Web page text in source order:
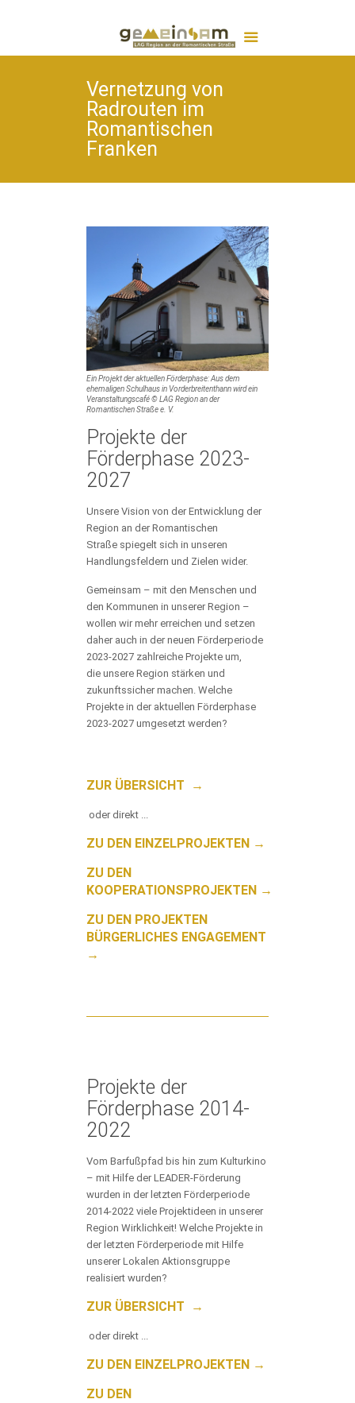
Vernetzung von
Radrouten im
Romantischen
Franken
Ein Projekt der aktuellen Förderphase: Aus dem
ehemaligen Schulhaus in Vorderbreitenthann wird ein
Veranstaltungscafé © LAG Region an der
Romantischen Straße e. V.
Projekte der
Förderphase 2023-
2027
Unsere Vision von der Entwicklung der
Region an der Romantischen
Straße spiegelt sich in unseren
Handlungsfeldern und Zielen wider.
Gemeinsam – mit den Menschen und
den Kommunen in unserer Region –
wollen wir mehr erreichen und setzen
daher auch in der neuen Förderperiode
2023-2027 zahlreiche Projekte um,
die unsere Region stärken und
zukunftssicher machen. Welche
Projekte in der aktuellen Förderphase
2023-2027 umgesetzt werden?
ZUR ÜBERSICHT →
oder direkt ...
ZU DEN EINZELPROJEKTEN →
ZU DEN
KOOPERATIONSPROJEKTEN →
ZU DEN PROJEKTEN
BÜRGERLICHES ENGAGEMENT
→
Projekte der
Förderphase 2014-
2022
Vom Barfußpfad bis hin zum Kulturkino
– mit Hilfe der LEADER-Förderung
wurden in der letzten Förderperiode
2014-2022 viele Projektideen in unserer
Region Wirklichkeit! Welche Projekte in
der letzten Förderperiode mit Hilfe
unserer Lokalen Aktionsgruppe
realisiert wurden?
ZUR ÜBERSICHT →
oder direkt ...
ZU DEN EINZELPROJEKTEN →
ZU DEN